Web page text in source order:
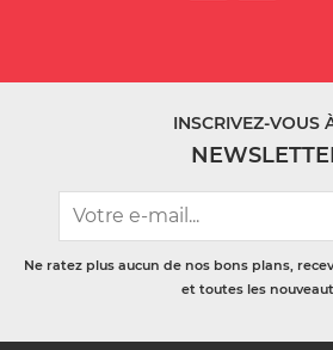
INSCRIVEZ-VOUS
Ne ratez plus aucun de nos bons plans,
et toutes les